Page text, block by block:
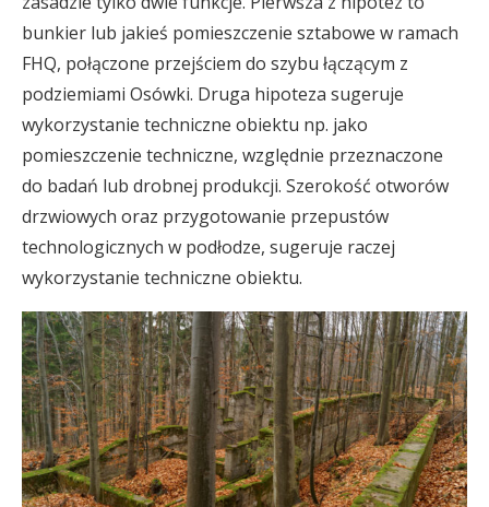
bunkier lub jakieś pomieszczenie sztabowe w ramach
FHQ, połączone przejściem do szybu łączącym z
podziemiami Osówki. Druga hipoteza sugeruje
wykorzystanie techniczne obiektu np. jako
pomieszczenie techniczne, względnie przeznaczone
do badań lub drobnej produkcji. Szerokość otworów
drzwiowych oraz przygotowanie przepustów
technologicznych w podłodze, sugeruje raczej
wykorzystanie techniczne obiektu.